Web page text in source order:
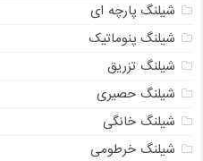
شیلنگ پارچه ای
شیلنگ پنوماتیک
شیلنگ تزریق
شیلنگ حصیری
شیلنگ خانگی
شیلنگ خرطومی